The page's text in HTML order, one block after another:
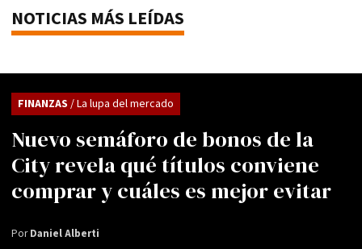
NOTICIAS MÁS LEÍDAS
Nuevo semáforo de bonos de la
City revela qué títulos conviene
comprar y cuáles es mejor evitar
FINANZAS / La lupa del mercado
PorDaniel Alberti